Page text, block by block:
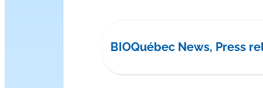
BIOQuébec News, Press